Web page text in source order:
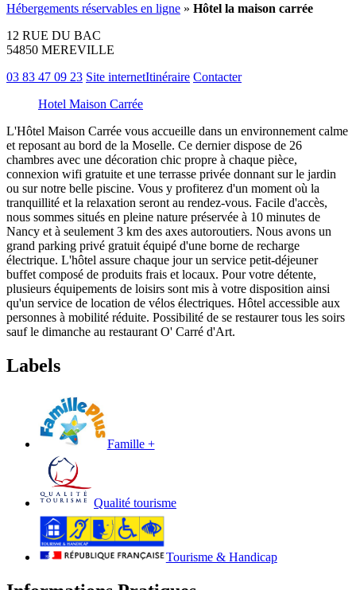
Hébergements réservables en ligne » Hôtel la maison carrée
12 RUE DU BAC
54850 MEREVILLE
03 83 47 09 23 Site internetItinéraire Contacter
Hotel Maison Carrée
L'Hôtel Maison Carrée vous accueille dans un environnement calme
et reposant au bord de la Moselle. Ce dernier dispose de 26
chambres avec une décoration chic propre à chaque pièce,
connexion wifi gratuite et une terrasse privée donnant sur le jardin
ou sur notre belle piscine. Vous y profiterez d'un moment où la
tranquillité et la relaxation seront au rendez-vous. Facile d'accès,
nous sommes situés en pleine nature préservée à 10 minutes de
Nancy et à seulement 3 km des axes autoroutiers. Nous avons un
grand parking privé gratuit équipé d'une borne de recharge
électrique. L'hôtel assure chaque jour un service petit-déjeuner
buffet composé de produits frais et locaux. Pour votre détente,
plusieurs équipements de loisirs sont mis à votre disposition ainsi
qu'un service de location de vélos électriques. Hôtel accessible aux
personnes à mobilité réduite. Possibilité de se restaurer tous les soirs
sauf le dimanche au restaurant O' Carré d'Art.
Labels
Famille +
Qualité tourisme
Tourisme & Handicap